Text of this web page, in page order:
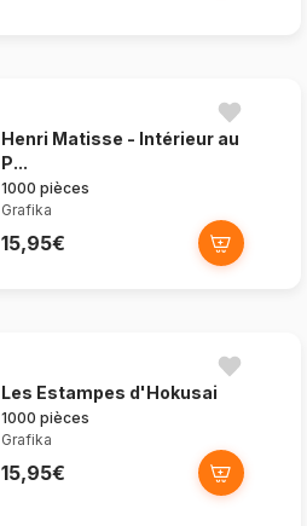
Henri Matisse - Intérieur au
P...
1000 pièces
Grafika
15,95€
Les Estampes d'Hokusai
1000 pièces
Grafika
15,95€